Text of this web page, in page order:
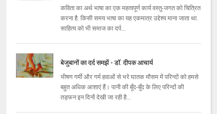
कविता का अर्थ भाषा का एक महत्वपूर्ण कार्य वस्तु-जगत को चित्रित
करना है. किसी समय भाषा का यह एकमात्र उद्देश्य माना जाता था.
साहित्य को भी समाज का दर्प...
बेजुबानों का दर्द समझें - डॉ. दीपक आचार्य
भीषण गर्मी और गर्म हवाओं से भरे घातक मौसम में परिन्दों को हमसे
बहुत अधिक आशाएं हैं। पानी की बूँद-बूँद के लिए परिन्दों की
तड़फन इन दिनों देखी जा रही है...